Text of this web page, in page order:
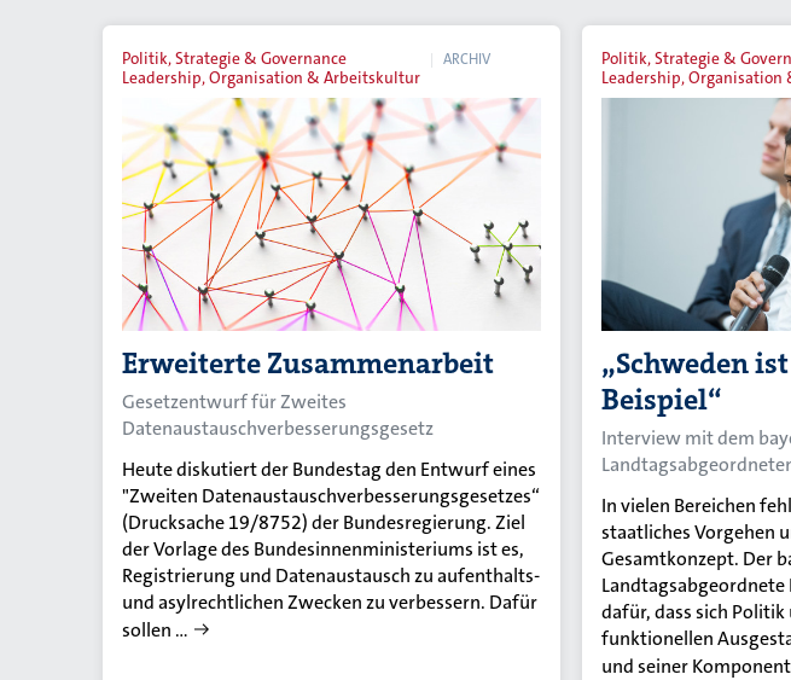
Politik, Strategie & Governance
Leadership, Organisation & Arbeitskultur
ARCHIV
Erweiterte Zusammenarbeit
Gesetzentwurf für Zweites
Datenaustauschverbesserungsgesetz
Heute diskutiert der Bundestag den Entwurf eines
"Zweiten Datenaustauschverbesserungsgesetzes“
(Drucksache 19/8752) der Bundesregierung. Ziel
der Vorlage des Bundesinnenministeriums ist es,
Registrierung und Datenaustausch zu aufenthalts-
und asylrechtlichen Zwecken zu verbessern. Dafür
sollen …
Politik, Strategie &
Leadership,
„Schweden
Beispiel“
Interview mit dem
In vielen Bereichen
staatliches Vorgehen
Gesamtkonzept. Der
dafür, dass sich
funktionellen
und seiner